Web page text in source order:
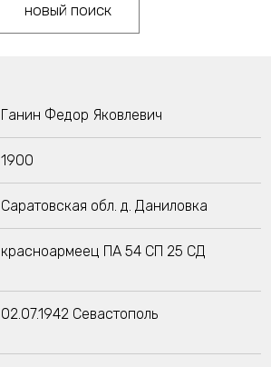
новый поиск
Ганин Федор Яковлевич
1900
Саратовская обл. д. Даниловка
красноармеец ПА 54 СП 25 СД
02.07.1942 Севастополь